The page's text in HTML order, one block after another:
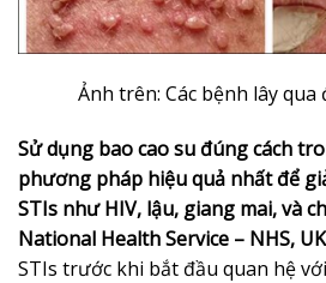
Ảnh trên: Các bệnh lây
Sử dụng bao cao su đúng cách
phương pháp hiệu quả nhất để
STIs như HIV, lậu, giang mai, và
National Health Service – NHS,
STIs trước khi bắt đầu quan hệ